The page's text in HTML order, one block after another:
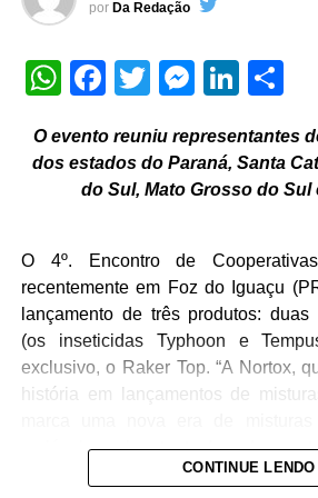
assegurados todos os direitos
“O pós-Reurb é uma etapa
precisa continuar sendo
ordenamento urbano, consolidar a
famílias e ampliar os benefícios
econômicos gerados por esse
Além de garantir segurança
Regularização Fundiária Urbana
como um instrumento capaz de
impulsionar o desenvolvimento local.
reprimir o tráfico de drogas na
com a Bolívia
por Da Redação
WhatsApp
Facebook
Twitter
O evento reuniu representantes
dos estados do Paraná, Santa
do Sul, Mato Grosso do Sul
O 4º. Encontro de
recentemente em Foz do Iguaçu
lançamento de três produtos: duas
(os inseticidas Typhoon e
exclusivo, o Raker Top. “A Nortox,
história em lançamentos de
moléculas sob patente. Isso
a empresa tem suaCONTINUE LENDO